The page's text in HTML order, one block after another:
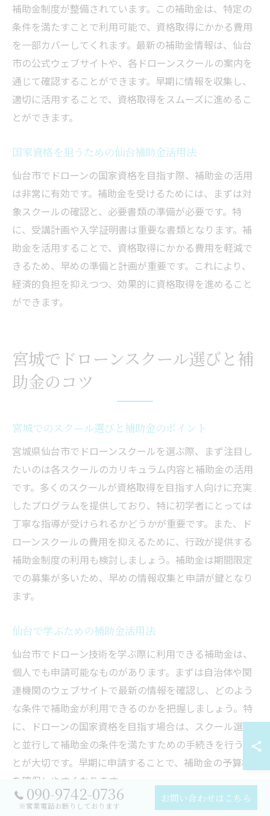
補助金制度が整備されています。この補助金は、特定の
条件を満たすことで利用可能で、資格取得にかかる費用
を一部カバーしてくれます。最新の補助金情報は、仙台
市の公式ウェブサイトや、各ドローンスクールの案内を
通じて確認することができます。早期に情報を収集し、
適切に活用することで、資格取得をスムーズに進めるこ
とができます。
国家資格を狙うための仙台補助金活用法
仙台市でドローンの国家資格を目指す際、補助金の活用
は非常に有効です。補助金を受けるためには、まずは対
象スクールの確認と、必要書類の準備が必要です。特
に、受講計画や入学証明書は重要な書類となります。補
助金を活用することで、資格取得にかかる費用を軽減で
きるため、早めの準備と計画が重要です。これにより、
経済的負担を抑えつつ、効果的に資格取得を進めること
ができます。
宮城でドローンスクール選びと補
助金のコツ
宮城でのスクール選びと補助金のポイント
宮城県仙台市でドローンスクールを選ぶ際、まず注目し
たいのは各スクールのカリキュラム内容と補助金の活用
です。多くのスクールが資格取得を目指す人向けに充実
したプログラムを提供しており、特に初学者にとっては
丁寧な指導が受けられるかどうかが重要です。また、ド
ローンスクールの費用を抑えるために、行政が提供する
補助金制度の利用も検討しましょう。補助金は期間限定
での募集が多いため、早めの情報収集と申請が鍵となり
ます。
仙台で学ぶための補助金活用法
仙台市でドローン技術を学ぶ際に利用できる補助金は、
個人でも申請可能なものがあります。まずは自治体や関
連機関のウェブサイトで最新の情報を確認し、どのよう
な条件で補助金が利用できるのかを把握しましょう。特
に、ドローンの国家資格を目指す場合は、スクール選び
と並行して補助金の条件を満たすための手続きを行うこ
とが大切です。早期に申請することで、補助金の予算枠
を確保しやすくなります。
090-9742-0736
※営業電話お断りしております
お問い合わせはこちら